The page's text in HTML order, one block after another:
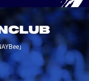
」